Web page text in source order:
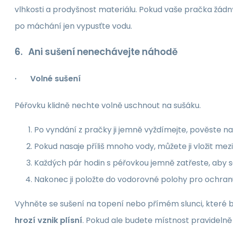
vlhkosti a prodyšnost materiálu. Pokud vaše pračka
po máchání jen vypusťte vodu.
6. Ani sušení nenechávejte náhodě
· Volné sušení
Péřovku klidně nechte volně uschnout na sušáku.
Po vyndání z pračky ji jemně vyždímejte, pověste
Pokud nasaje příliš mnoho vody, můžete ji vložit
Každých pár hodin s péřovkou jemně zatřeste,
Nakonec ji položte do vodorovné polohy pro
Vyhněte se sušení na topení nebo přímém slunci, které
hrozí vznik plísní. Pokud ale budete místnost